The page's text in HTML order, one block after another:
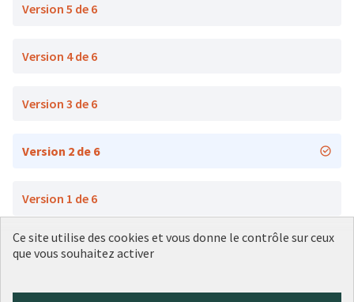
Version 5 de 6
Version 4 de 6
Version 3 de 6
Version 2 de 6
Version 1 de 6
Ce site utilise des cookies et vous donne le contrôle sur ceux
que vous souhaitez activer